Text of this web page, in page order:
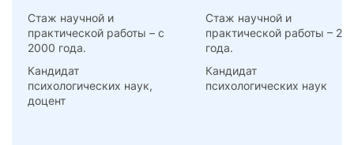
Стаж научной и
практической работы – с
2000 года.
Кандидат
психологических наук,
доцент
Стаж научной и
практической работы – 22
года.
Кандидат
психологических наук